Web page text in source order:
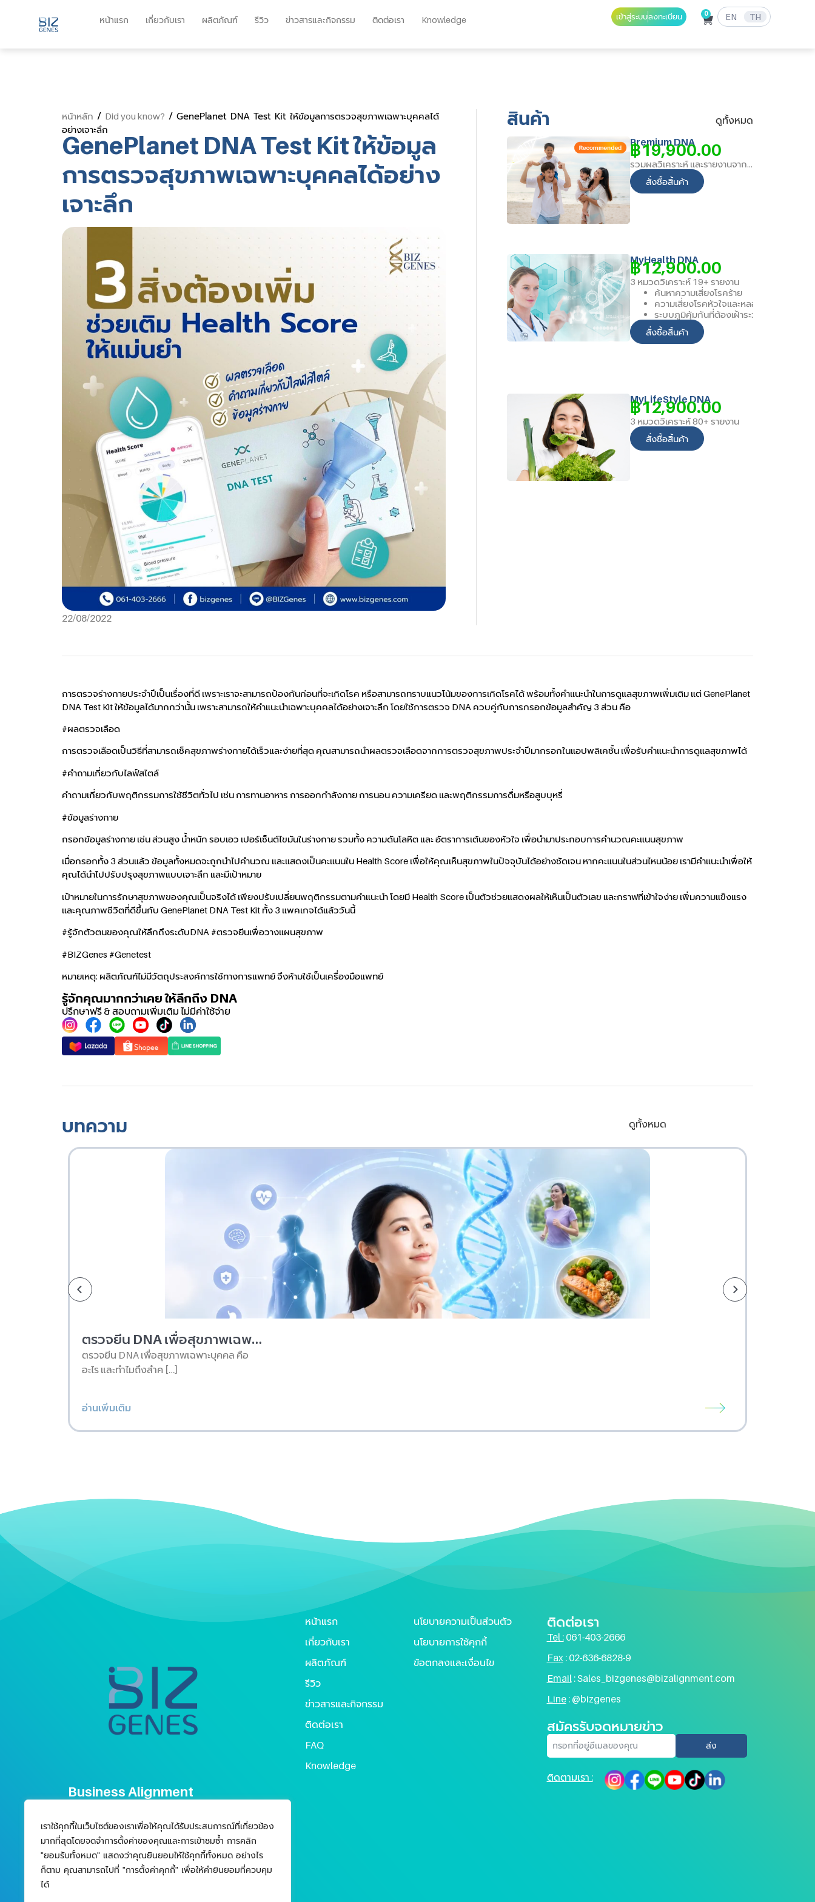
เราใช้คุกกี้ในเว็บไซต์ของเราเพื่อให้คุณได้รับประสบการณ์ที่เกี่ยวข้อง
มากที่สุดโดยจดจำการตั้งค่าของคุณและการเข้าชมซ้ำ การคลิก
"ยอมรับทั้งหมด" แสดงว่าคุณยินยอมให้ใช้คุกกี้ทั้งหมด อย่างไร
ก็ตาม คุณสามารถไปที่ "การตั้งค่าคุกกี้" เพื่อให้คำยินยอมที่ควบคุม
ได้
หน้าแรก เกี่ยวกับเรา ผลิตภัณฑ์ รีวิว ข่าวสารและกิจกรรม ติดต่อเรา Knowledge เข้าสู่ระบบลงทะเบียน 0 EN TH
หน้าหลัก / Did you know? / GenePlanet DNA Test Kit ให้ข้อมูลการตรวจสุขภาพเฉพาะบุคคลได้
อย่างเจาะลึก
GenePlanet DNA Test Kit ให้ข้อมูล
การตรวจสุขภาพเฉพาะบุคคลได้อย่าง
เจาะลึก
22/08/2022
สินค้า
ดูทั้งหมด
Premium DNA
฿19,900.00
รวมผลวิเคราะห์ และรายงานจาก แพ็กเกจ MyLifeStyle DNA + MyHealth DNA และ เพิ่มเติม ผลวิเคราะห์พิเศษ
สั่งซื้อสิ้นค้า
MyHealth DNA
฿12,900.00
3 หมวดวิเคราะห์ 19+ รายงาน
ค้นหาความเสี่ยงโรคร้าย
ความเสี่ยงโรคหัวใจและหลอดเลือด
ระบบภูมิคุ้มกันที่ต้องเฝ้าระวัง
สั่งซื้อสิ้นค้า
MyLifeStyle DNA
฿12,900.00
3 หมวดวิเคราะห์ 80+ รายงาน
สั่งซื้อสิ้นค้า
การตรวจร่างกายประจำปีเป็นเรื่องที่ดี เพราะเราจะสามารถป้องกันก่อนที่จะเกิดโรค หรือสามารถทราบแนวโน้มของการเกิดโรคได้ พร้อมทั้งคำแนะนำในการดูแลสุขภาพเพิ่มเติม แต่ GenePlanet
DNA Test Kit ให้ข้อมูลได้มากกว่านั้น เพราะสามารถให้คำแนะนำเฉพาะบุคคลได้อย่างเจาะลึก โดยใช้การตรวจ DNA ควบคู่กับการกรอกข้อมูลสำคัญ 3 ส่วน คือ
#ผลตรวจเลือด
การตรวจเลือดเป็นวิธีที่สามารถเช็คสุขภาพร่างกายได้เร็วและง่ายที่สุด คุณสามารถนำผลตรวจเลือดจากการตรวจสุขภาพประจำปีมากรอกในแอปพลิเคชั้น เพื่อรับคำแนะนำการดูแลสุขภาพได้
#คำถามเกี่ยวกับไลฟ์สไตล์
คำถามเกี่ยวกับพฤติกรรมการใช้ชีวิตทั่วไป เช่น การทานอาหาร การออกกำลังกาย การนอน ความเครียด และพฤติกรรมการดื่มหรือสูบบุหรี่
#ข้อมูลร่างกาย
กรอกข้อมูลร่างกาย เช่น ส่วนสูง น้ำหนัก รอบเอว เปอร์เซ็นต์ไขมันในร่างกาย รวมทั้ง ความดันโลหิต และ อัตราการเต้นของหัวใจ เพื่อนำมาประกอบการคำนวณคะแนนสุขภาพ
เมื่อกรอกทั้ง 3 ส่วนแล้ว ข้อมูลทั้งหมดจะถูกนำไปคำนวณ และแสดงเป็นคะแนนใน Health Score เพื่อให้คุณเห็นสุขภาพในปัจจุบันได้อย่างชัดเจน หากคะแนนในส่วนไหนน้อย เรามีคำแนะนำเพื่อให้
คุณได้นำไปปรับปรุงสุขภาพแบบเจาะลึก และมีเป้าหมาย
เป้าหมายในการรักษาสุขภาพของคุณเป็นจริงได้ เพียงปรับเปลี่ยนพฤติกรรมตามคำแนะนำ โดยมี Health Score เป็นตัวช่วยแสดงผลให้เห็นเป็นตัวเลข และกราฟที่เข้าใจง่าย เพิ่มความแข็งแรง
และคุณภาพชีวิตที่ดีขึ้นกับ GenePlanet DNA Test Kit ทั้ง 3 แพคเกจได้แล้ววันนี้
#รู้จักตัวตนของคุณให้ลึกถึงระดับDNA #ตรวจยีนเพื่อวางแผนสุขภาพ
#BIZGenes #Genetest
หมายเหตุ: ผลิตภัณฑ์ไม่มีวัตถุประสงค์การใช้ทางการแพทย์ จึงห้ามใช้เป็นเครื่องมือแพทย์
รู้จักคุณมากกว่าเคย ให้ลึกถึง DNA
ปรึกษาฟรี & สอบถามเพิ่มเติม ไม่มีค่าใช้จ่าย
บทความ ดูทั้งหมด
ตรวจยีน DNA เพื่อสุขภาพเฉพาะบุคคล คืออะไร และเริ่มต้นยังไง
ตรวจยีน DNA เพื่อสุขภาพเฉพาะบุคคล คือ
อะไร และทำไมถึงสำค […]
อ่านเพิ่มเติม
Business Alignment
สีลม เขตบางรัก กรุงเทพมหานคร 10500
สั่งซื้อได้ที่
หน้าแรก
เกี่ยวกับเรา
ผลิตภัณฑ์
รีวิว
ข่าวสารและกิจกรรม
ติดต่อเรา
FAQ
Knowledge
นโยบายความเป็นส่วนตัว
นโยบายการใช้คุกกี้
ข้อตกลงและเงื่อนไข
ติดต่อเรา
Tel :061-403-2666
Fax: 02-636-6828-9
Email :Sales_bizgenes@bizalignment.com
Line: @bizgenes
สมัครรับจดหมายข่าว
ส่ง
ติดตามเรา :